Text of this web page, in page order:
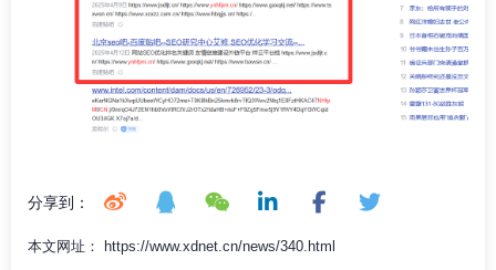
分享到：
本文网址： https://www.xdnet.cn/news/340.html